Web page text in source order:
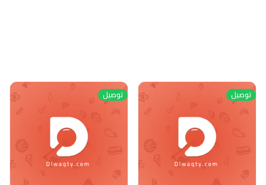
توصيل توصيل